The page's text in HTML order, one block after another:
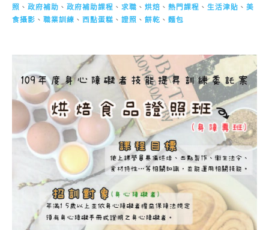
照 、 政府補助 、 政府補助課程 、 求職 、 烘焙 、 熱門課程 、 生活津貼 、 美
食攝影 、 職業訓練 、 西點蛋糕 、 證照 、 餅乾 、 麵包